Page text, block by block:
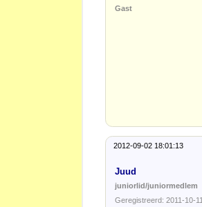
Gast
2012-09-02 18:01:13
Juud
juniorlid/juniormedlem
Geregistreerd: 2011-10-11